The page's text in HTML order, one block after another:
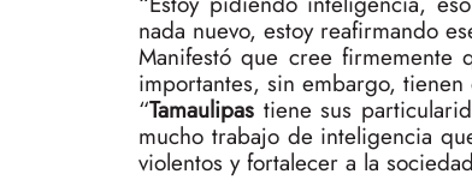
nada nuevo, estoy reafirmando
Manifestó que cree firmemente
importantes, sin embargo,
“Tamaulipas tiene sus
mucho trabajo de inteligencia
violentos y fortalecer a la